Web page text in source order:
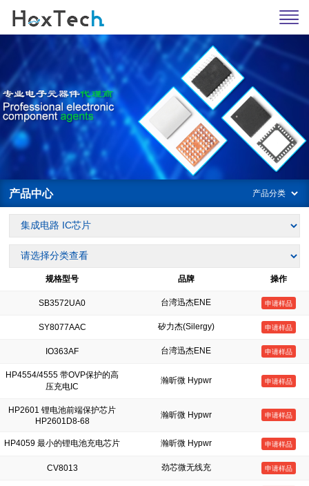
产品中心
规格型号 品牌 操作
SB3572UA0 台湾迅杰ENE 申请样品
SY8077AAC 矽力杰(Silergy) 申请样品
IO363AF 台湾迅杰ENE 申请样品
HP4554/4555 带OVP保护的高
压充电IC
瀚昕微 Hypwr 申请样品
HP2601 锂电池前端保护芯片
HP2601D8-68
瀚昕微 Hypwr 申请样品
HP4059 最小的锂电池充电芯片 瀚昕微 Hypwr 申请样品
CV8013 劲芯微无线充 申请样品